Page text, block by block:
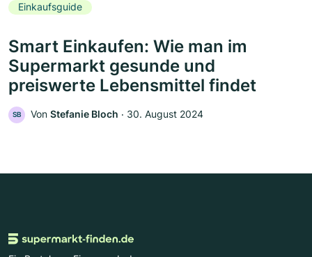
Einkaufsguide
Smart Einkaufen: Wie man im
Supermarkt gesunde und
preiswerte Lebensmittel findet
SB Von Stefanie Bloch ‧ 30. August 2024